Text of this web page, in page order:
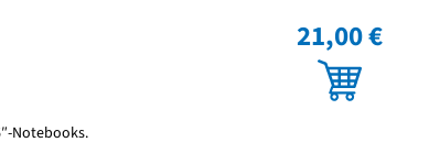
Notebooks.
21,00 €